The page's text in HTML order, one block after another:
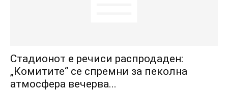
Стадионот е речиси распродаден:
„Комитите“ се спремни за пеколна
атмосфера вечерва...